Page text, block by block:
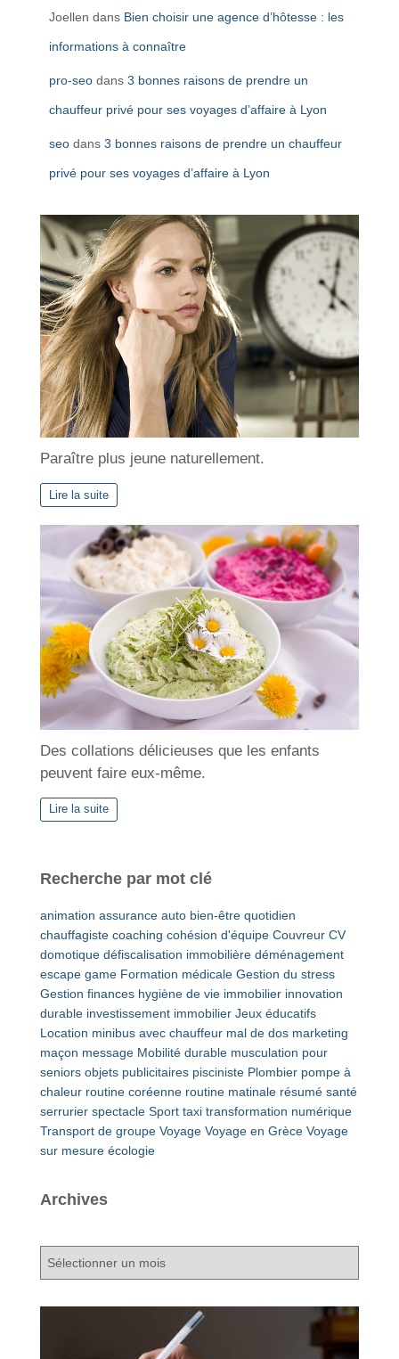
Joellen dans Bien choisir une agence d’hôtesse : les
informations à connaître
pro-seo dans 3 bonnes raisons de prendre un
chauffeur privé pour ses voyages d’affaire à Lyon
seo dans 3 bonnes raisons de prendre un chauffeur
privé pour ses voyages d’affaire à Lyon
Paraître plus jeune naturellement.
Lire la suite
Des collations délicieuses que les enfants
peuvent faire eux-même.
Lire la suite
Recherche par mot clé
animation assurance auto bien-être quotidien
chauffagiste coaching cohésion d'équipe Couvreur CV
domotique défiscalisation immobilière déménagement
escape game Formation médicale Gestion du stress
Gestion finances hygiène de vie immobilier innovation
durable investissement immobilier Jeux éducatifs
Location minibus avec chauffeur mal de dos marketing
maçon message Mobilité durable musculation pour
seniors objets publicitaires pisciniste Plombier pompe à
chaleur routine coréenne routine matinale résumé santé
serrurier spectacle Sport taxi transformation numérique
Transport de groupe Voyage Voyage en Grèce Voyage
sur mesure écologie
Archives
A
c